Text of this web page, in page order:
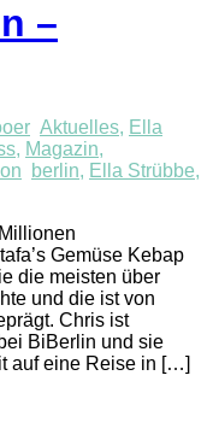
–
Aktuelles, Ella
, Magazin,
berlin, Ella Strübbe,
Gemüse Kebap
die meisten über
und die ist von
Chris ist
BiBerlin und sie
auf eine Reise in […]